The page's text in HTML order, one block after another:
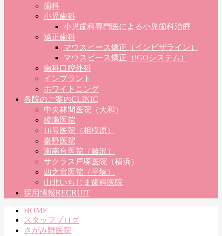
歯科
小児歯科
小児歯科専門医による小児歯科治療
矯正歯科
マウスピース矯正（インビザライン）
マウスピース矯正（iGOシステム）
歯科口腔外科
インプラント
ホワイトニング
各院のご案内CLINIC
中央林間医院（大和）
綾瀬医院
16号医院（相模原）
秦野医院
湘南台医院（藤沢）
サクラス戸塚医院（横浜）
四之宮医院（平塚）
山北いちじま歯科医院
採用情報RECRUIT
HOME
スタッフブログ
さがみ野医院